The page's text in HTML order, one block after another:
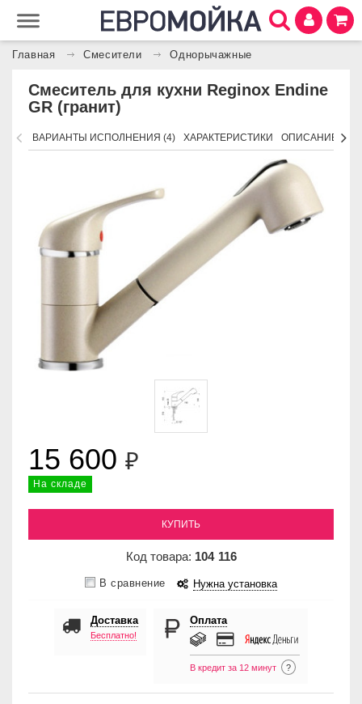
Главная Смесители Однорычажные
Смеситель для кухни Reginox Endine
GR (гранит)
ВАРИАНТЫ ИСПОЛНЕНИЯ (4) ХАРАКТЕРИСТИКИ ОПИСАНИЕ
15 600 ₽
На складе
КУПИТЬ
Код товара: 104 116
В сравнение Нужна установка
Доставка
Бесплатно!
Оплата
В кредит за 12 минут ?